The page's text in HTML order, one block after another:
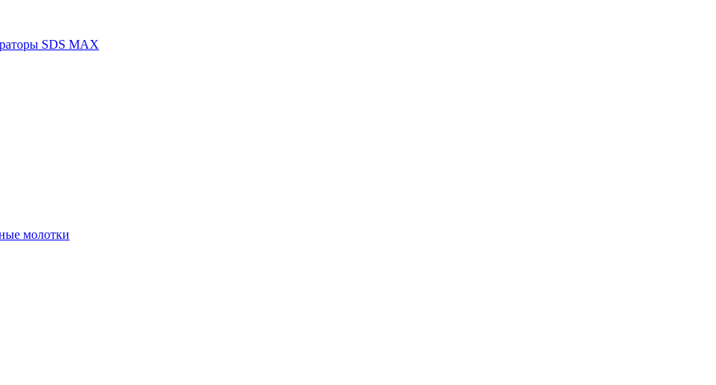
SDS MAX
молотки